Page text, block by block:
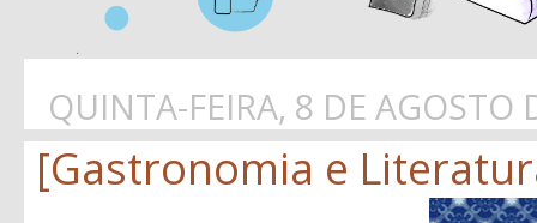
QUINTA-FEIRA, 8 DE AGOSTO
[Gastronomia e